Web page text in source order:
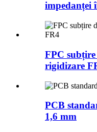
impedanței
FPC
rigidizare
PCB
1,6 mm